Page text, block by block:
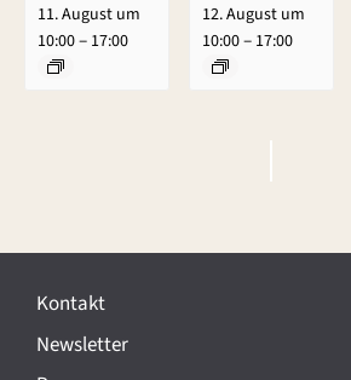
11. August um
10:00– 17:00
12. August um
10:00– 17:00
e
a
n
Kontakt
Newsletter